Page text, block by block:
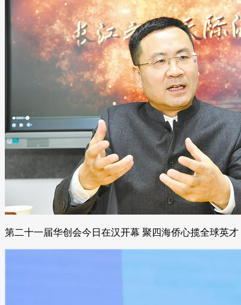
第二十一届华创会今日在汉开幕 聚四海侨心揽全球英才